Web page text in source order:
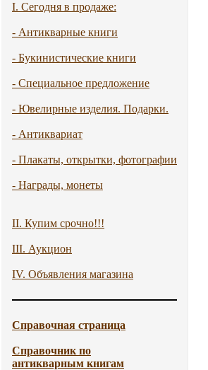
I. Сегодня в продаже:
- Антикварные книги
- Букинистические книги
- Специальное предложение
- Ювелирные изделия. Подарки.
- Антиквариат
- Плакаты, открытки, фотографии
- Награды, монеты
II. Купим срочно!!!
III. Аукцион
IV. Объявления магазина
Справочная страница
Справочник по
антикварным книгам